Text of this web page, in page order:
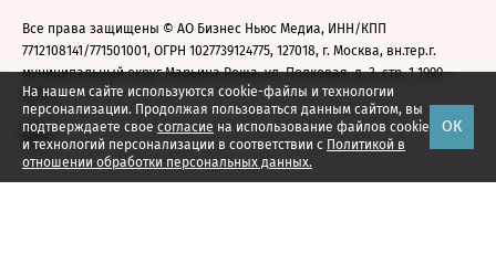
На нашем сайте используются cookie-файлы и технологии
персонализации. Продолжая пользоваться данным сайтом, вы
подтверждаете свое согласие на использование файлов cookie
и технологий персонализации в соответствии с Политикой в
отношении обработки персональных данных.
ОК
Все права защищены © АО Бизнес Ньюс Медиа, ИНН/КПП
7712108141/771501001, ОГРН 1027739124775, 127018, г. Москва, вн.тер.г.
муниципальный округ Марьина Роща, ул. Полковая, д. 3, стр. 1 1999—
2026